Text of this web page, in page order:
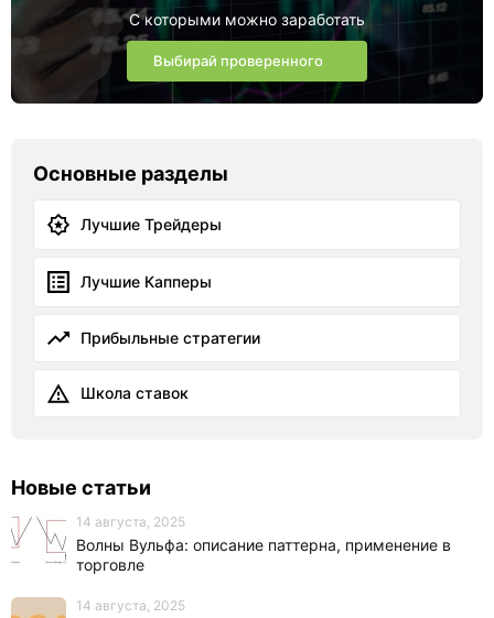
С которыми можно заработать
Выбирай проверенного
Основные разделы
Лучшие Трейдеры
Лучшие Капперы
Прибыльные стратегии
Школа ставок
Новые статьи
14 августа, 2025
Волны Вульфа: описание паттерна, применение в
торговле
14 августа, 2025